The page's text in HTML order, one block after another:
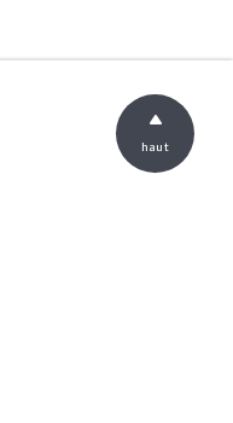
haut